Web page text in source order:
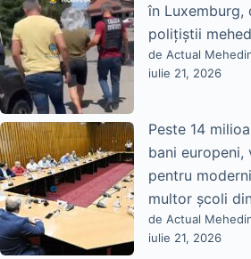
în Luxemburg,
polițiștii
de Actual
iulie 21, 2026
Peste 14
bani
pentru
multor școli
de Actual
iulie 21, 2026